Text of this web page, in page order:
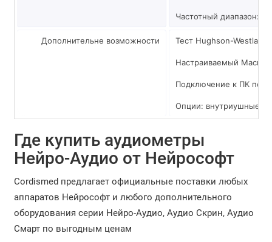
Частотный диапазон:
Дополнительне возможности Тест Hughson-Westlake
Настраиваемый
Подключение к ПК по
Опции: внутриушные
Где купить аудиометры
Нейро-Аудио от Нейрософт
Cordismed предлагает официальные поставки любых
аппаратов Нейрософт и любого дополнительного
оборудования серии Нейро-Аудио, Аудио Скрин, Аудио
Смарт по выгодным ценам